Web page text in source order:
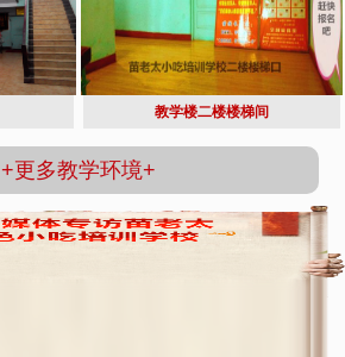
教学楼二楼楼梯间
+更多教学环境+